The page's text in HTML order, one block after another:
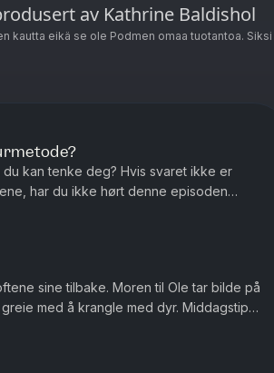
torsk med ovnsbakte poteter. produsert av Kathrine Baldishol
kautta eikä se ole Podmen omaa tuotantoa. Siksi
kan tenke deg? Hvis svaret ikke er
har du ikke hørt denne episoden
gjær? Og hvor mange boksere t...
sine tilbake. Moren til Ole tar bilde på
å krangle med dyr. Middagstips: